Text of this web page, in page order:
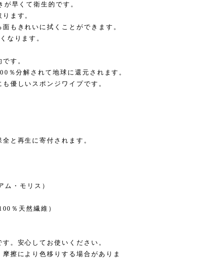
早くて衛生的です。
ます。
もきれいに拭くことができます。
なります。
す。
％分解されて地球に還元されます。
優しいスポンジワイプです。
と再生に寄付されます。
・モリス）
％天然繊維）
。安心してお使いください。
擦により色移りする場合がありま